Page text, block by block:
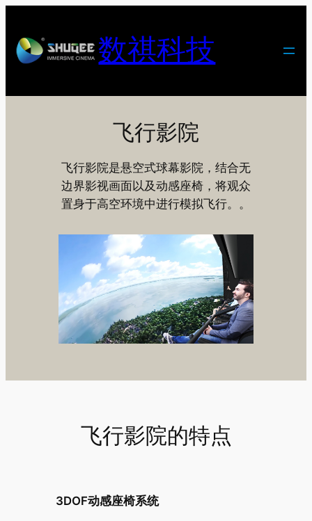
内
数祺科技
飞行影院
飞行影院是悬空式球幕影院，结合无
边界影视画面以及动感座椅，将观众
置身于高空环境中进行模拟飞行。。
飞行影院的特点
3DOF动感座椅系统